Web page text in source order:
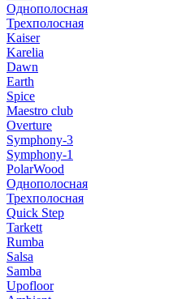
Однополосная
Трехполосная
Kaiser
Karelia
Dawn
Earth
Spice
Maestro club
Overture
Symphony-3
Symphony-1
PolarWood
Однополосная
Трехполосная
Quick Step
Tarkett
Rumba
Salsa
Samba
Upofloor